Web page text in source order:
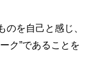
を自己と感じ、
ク”であることを